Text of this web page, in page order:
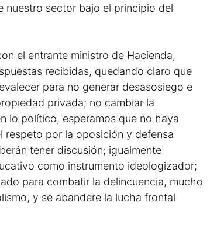
nuestro sector bajo el principio del
el entrante ministro de Hacienda,
recibidas, quedando claro que
para no generar desasosiego e
privada; no cambiar la
lo político, esperamos que no haya
respeto por la oposición y defensa
tener discusión; igualmente
como instrumento ideologizador;
para combatir la delincuencia, mucho
y se abandere la lucha frontal